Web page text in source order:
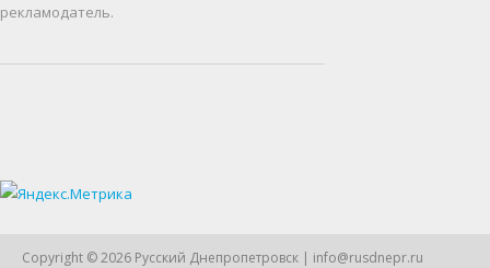
рекламодатель.
Copyright © 2026 Русский Днепропетровск | info@rusdnepr.ru